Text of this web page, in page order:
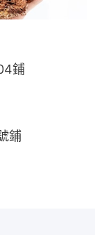
鋪
鋪